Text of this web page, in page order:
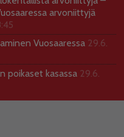
arvoniittyjä
Vuosaaressa 29.6.
poikaset kasassa 29.6.